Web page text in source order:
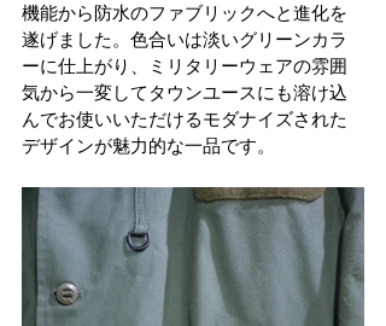
機能から防水のファブリックへと進化を
遂げました。色合いは淡いグリーンカラ
ーに仕上がり、ミリタリーウェアの雰囲
気から一変してタウンユースにも溶け込
んでお使いいただけるモダナイズされた
デザインが魅力的な一品です。